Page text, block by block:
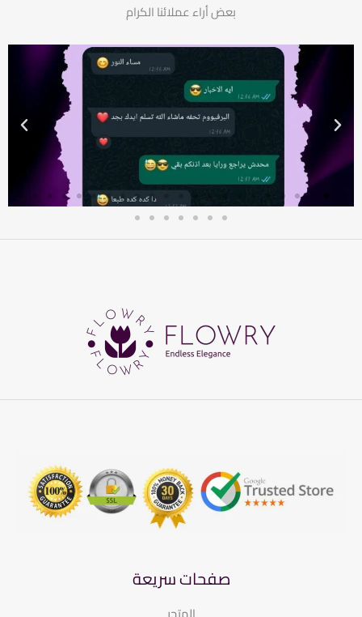
بعض أراء عملائنا الكرام
صفحات سريعة